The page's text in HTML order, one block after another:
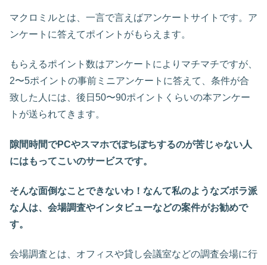
マクロミルとは、一言で言えばアンケートサイトです。ア
ンケートに答えてポイントがもらえます。
もらえるポイント数はアンケートによりマチマチですが、
2〜5ポイントの事前ミニアンケートに答えて、条件が合
致した人には、後日50〜90ポイントくらいの本アンケー
トが送られてきます。
隙間時間でPCやスマホでぽちぽちするのが苦じゃない人
にはもってこいのサービスです。
そんな面倒なことできないわ！なんて私のようなズボラ派
な人は、会場調査やインタビューなどの案件がお勧めで
す。
会場調査とは、オフィスや貸し会議室などの調査会場に行